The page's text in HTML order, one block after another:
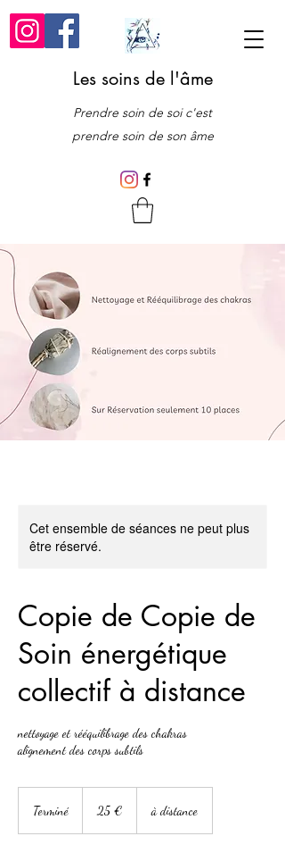
Les soins de l'âme
Prendre soin de soi c'est
prendre soin de son âme
Cet ensemble de séances ne peut plus
être réservé.
Copie de Copie de
Soin énergétique
collectif à distance
nettoyage et rééquilibrage des chakras
alignement des corps subtils
TerminéT
25 € à distance